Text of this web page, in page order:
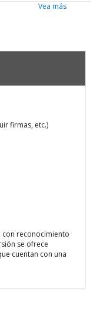
Vea más
firmas, etc.)
con reconocimiento
se ofrece
cuentan con una